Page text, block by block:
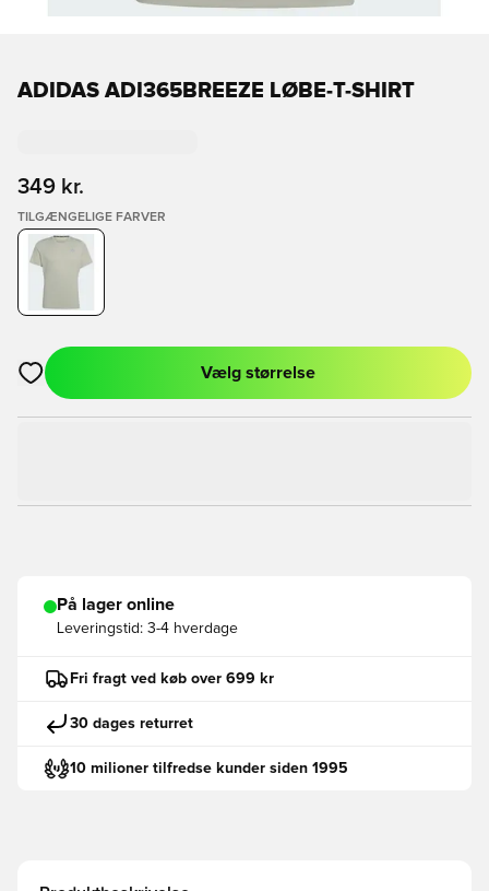
ADIDAS ADI365BREEZE LØBE-T-SHIRT
349 kr.
TILGÆNGELIGE FARVER
Åbner en Modal til at logge ind eller tilmelde dig som medlem
Vælg størrelse
På lager online
Leveringstid: 3-4 hverdage
Fri fragt ved køb over 699 kr
30 dages returret
10 milioner tilfredse kunder siden 1995